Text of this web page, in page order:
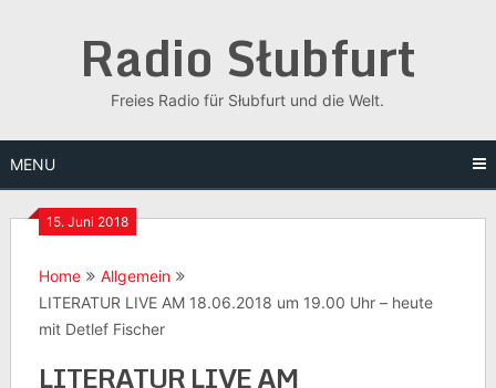
Radio Słubfurt
Freies Radio für Słubfurt und die Welt.
MENU
15. Juni 2018
Home
Allgemein
LITERATUR LIVE AM 18.06.2018 um 19.00 Uhr – heute
mit Detlef Fischer
LITERATUR LIVE AM